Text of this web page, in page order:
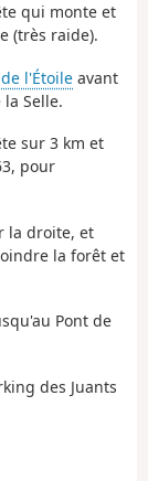
qui monte et
(très raide).
l'Étoile avant
Selle.
sur 3 km et
pour
la droite, et
la forêt et
Pont de
des Juants